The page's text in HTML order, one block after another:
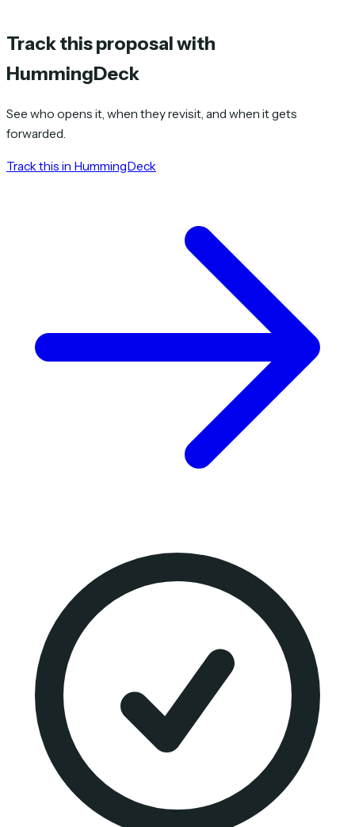
Track this proposal with
HummingDeck
See who opens it, when they revisit, and when it gets
forwarded.
Track this in HummingDeck